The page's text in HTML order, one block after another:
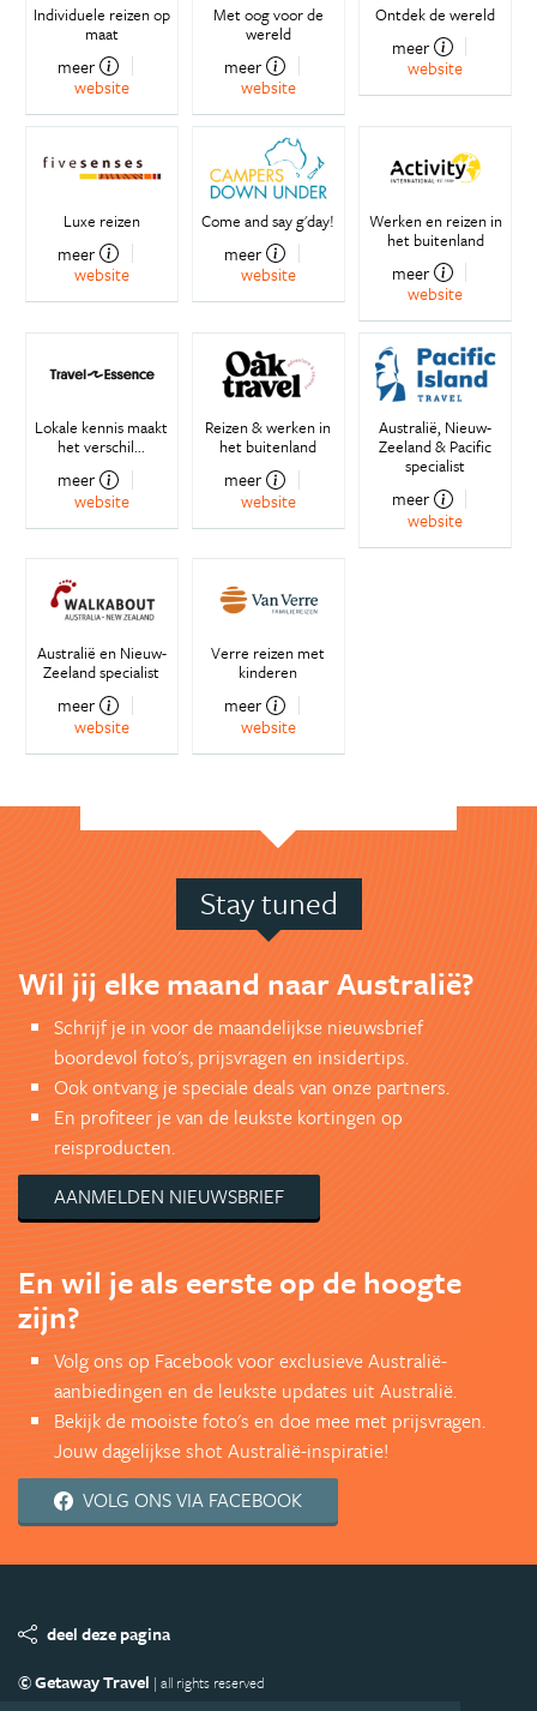
Individuele reizen op
maat
meer
website
Met oog voor de
wereld
meer
website
Ontdek de wereld
meer
website
Luxe reizen
meer
website
Come and say g'day!
meer
website
Werken en reizen in
het buitenland
meer
website
Lokale kennis maakt
het verschil...
meer
website
Reizen & werken in
het buitenland
meer
website
Australië, Nieuw-
Zeeland & Pacific
specialist
meer
website
Australië en Nieuw-
Zeeland specialist
meer
website
Verre reizen met
kinderen
meer
website
Stay tuned
Wil jij elke maand naar Australië?
Schrijf je in voor de maandelijkse nieuwsbrief
boordevol foto's, prijsvragen en insidertips.
Ook ontvang je speciale deals van onze partners.
En profiteer je van de leukste kortingen op
reisproducten.
AANMELDEN NIEUWSBRIEF
En wil je als eerste op de hoogte
zijn?
Volg ons op Facebook voor exclusieve Australië-
aanbiedingen en de leukste updates uit Australië.
Bekijk de mooiste foto's en doe mee met prijsvragen.
Jouw dagelijkse shot Australië-inspiratie!
VOLG ONS VIA FACEBOOK
deel deze pagina
© Getaway Travel | all rights reserved